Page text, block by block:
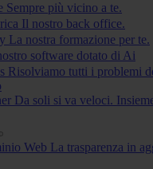
Sempre più vicino a te.
Il nostro back office.
La nostra formazione per te.
software dotato di Ai
Risolviamo tutti i problemi
Da soli si va veloci.
Web La trasparenza in